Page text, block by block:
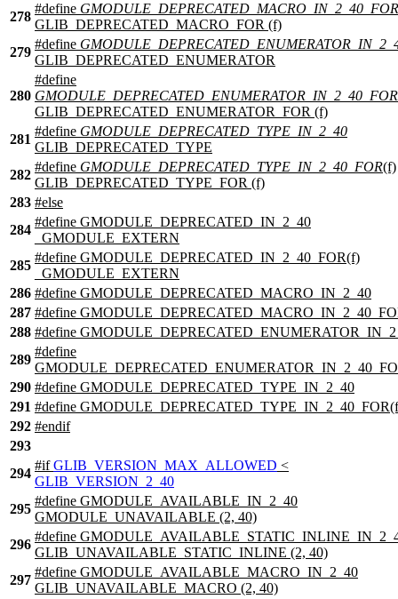
278
#define GMODULE_DEPRECATED_MACRO_IN_2_40_FOR
GLIB_DEPRECATED_MACRO_FOR (f)
279
#define
GLIB_DEPRECATED_ENUMERATOR
280
#define
GMODULE_DEPRECATED_ENUMERATOR_IN_2_40_FOR
GLIB_DEPRECATED_ENUMERATOR_FOR (f)
281
#define GMODULE_DEPRECATED_TYPE_IN_2_40
GLIB_DEPRECATED_TYPE
282
#define GMODULE_DEPRECATED_TYPE_IN_2_40_FOR(f)
GLIB_DEPRECATED_TYPE_FOR (f)
283 #else
284
#define GMODULE_DEPRECATED_IN_2_40
_GMODULE_EXTERN
285
#define GMODULE_DEPRECATED_IN_2_40_FOR(f)
_GMODULE_EXTERN
286 #define GMODULE_DEPRECATED_MACRO_IN_2_40
287 #define
288 #define
289
#define
290 #define GMODULE_DEPRECATED_TYPE_IN_2_40
291 #define
292 #endif
293
294
#if GLIB_VERSION_MAX_ALLOWED <
GLIB_VERSION_2_40
295
#define GMODULE_AVAILABLE_IN_2_40
GMODULE_UNAVAILABLE (2, 40)
296
#define
GLIB_UNAVAILABLE_STATIC_INLINE (2, 40)
297
#define GMODULE_AVAILABLE_MACRO_IN_2_40
GLIB_UNAVAILABLE_MACRO (2, 40)